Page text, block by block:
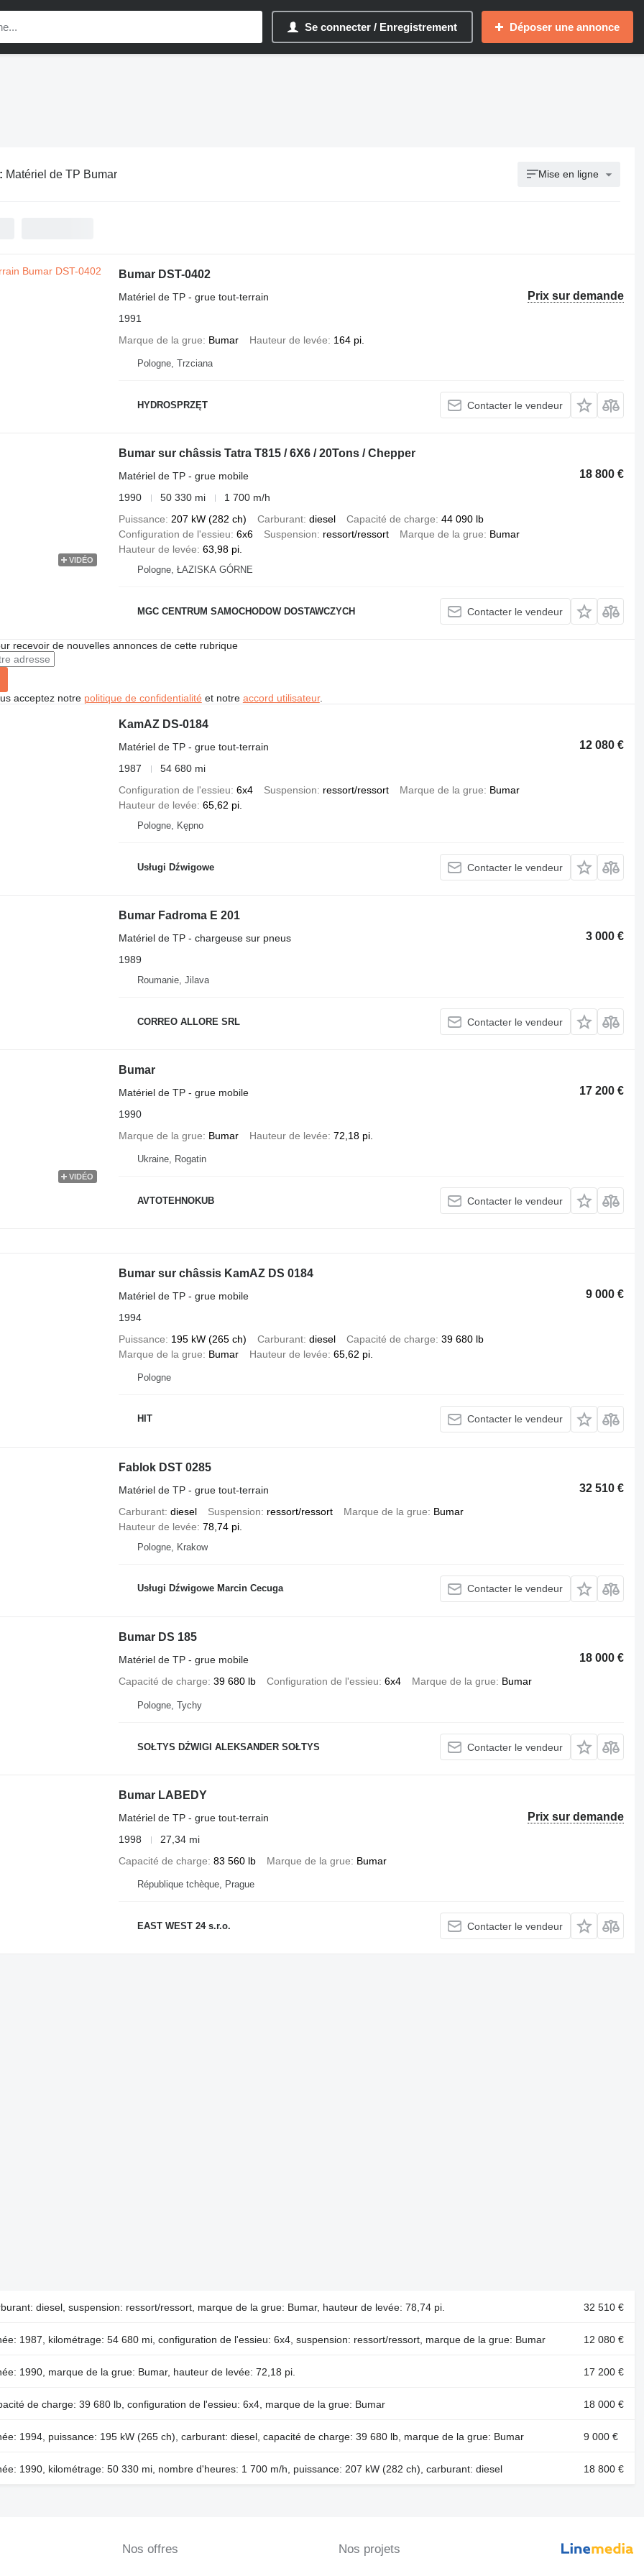
Se connecter / Enregistrement Déposer une annonce
Matériel de TP Bumar Mise en ligne
Bumar DST-0402
Prix sur demande
Matériel de TP - grue tout-terrain
1991
Marque de la grue
Bumar Hauteur de levée 164 pi.
Pologne, Trzciana
HYDROSPRZĘT Contacter le vendeur
VIDÉO
Bumar sur châssis Tatra T815 / 6X6 / 20Tons / Chepper
18 800 €
Matériel de TP - grue mobile
1990
50 330 mi
1 700 m/h
Puissance
207 kW (282 ch) Carburant diesel Capacité de charge 44 090 lb
Configuration de l'essieu 6x6 Suspension ressort/ressort Marque de la grue
Bumar
Hauteur de levée 63,98 pi.
Pologne, ŁAZISKA GÓRNE
MGC CENTRUM SAMOCHODOW DOSTAWCZYCH Contacter le vendeur
recevoir de nouvelles annonces de cette rubrique
acceptez notre politique de confidentialité et notre accord utilisateur.
KamAZ DS-0184
12 080 €
Matériel de TP - grue tout-terrain
1987
54 680 mi
Configuration de l'essieu 6x4 Suspension ressort/ressort Marque de la grue
Bumar
Hauteur de levée 65,62 pi.
Pologne, Kępno
Usługi Dźwigowe Contacter le vendeur
Bumar Fadroma E 201
3 000 €
Matériel de TP - chargeuse sur pneus
1989
Roumanie, Jilava
CORREO ALLORE SRL Contacter le vendeur
VIDÉO
Bumar
17 200 €
Matériel de TP - grue mobile
1990
Marque de la grue
Bumar Hauteur de levée 72,18 pi.
Ukraine, Rogatin
AVTOTEHNOKUB Contacter le vendeur
Bumar sur châssis KamAZ DS 0184
9 000 €
Matériel de TP - grue mobile
1994
Puissance
195 kW (265 ch) Carburant diesel Capacité de charge 39 680 lb
Marque de la grue
Bumar Hauteur de levée 65,62 pi.
Pologne
HIT Contacter le vendeur
Fablok DST 0285
32 510 €
Matériel de TP - grue tout-terrain
Carburant diesel Suspension ressort/ressort Marque de la grue
Bumar
Hauteur de levée 78,74 pi.
Pologne, Krakow
Usługi Dźwigowe Marcin Cecuga Contacter le vendeur
Bumar DS 185
18 000 €
Matériel de TP - grue mobile
Capacité de charge 39 680 lb Configuration de l'essieu 6x4 Marque de la grue Bumar
Pologne, Tychy
SOŁTYS DŹWIGI ALEKSANDER SOŁTYS Contacter le vendeur
Bumar LABEDY
Prix sur demande
Matériel de TP - grue tout-terrain
1998
27,34 mi
Capacité de charge 83 560 lb Marque de la grue Bumar
République tchèque, Prague
EAST WEST 24 s.r.o. Contacter le vendeur
diesel, suspension: ressort/ressort, marque de la grue: Bumar, hauteur de levée: 78,74 pi. 32 510 €
1987, kilométrage: 54 680 mi, configuration de l'essieu: 6x4, suspension: ressort/ressort, marque de la grue: Bumar 12 080 €
1990, marque de la grue: Bumar, hauteur de levée: 72,18 pi. 17 200 €
de charge: 39 680 lb, configuration de l'essieu: 6x4, marque de la grue: Bumar 18 000 €
1994, puissance: 195 kW (265 ch), carburant: diesel, capacité de charge: 39 680 lb, marque de la grue: Bumar 9 000 €
1990, kilométrage: 50 330 mi, nombre d'heures: 1 700 m/h, puissance: 207 kW (282 ch), carburant: diesel 18 800 €
Nos offres Nos projets